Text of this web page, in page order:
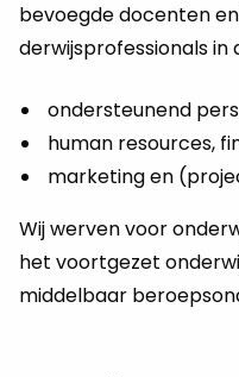
be­voeg­de do­cen­ten
der­wijs­pro­fes­si­o­nals in
ondersteunend
human resources,
marketing en
Wij wer­ven voor
het voort­ge­zet
mid­del­baar